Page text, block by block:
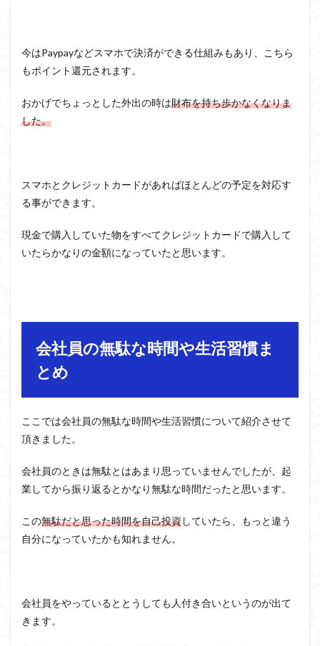
今はPaypayなどスマホで決済ができる仕組みもあり、こちら
もポイント還元されます。
おかげでちょっとした外出の時は財布を持ち歩かなくなりま
した。
スマホとクレジットカードがあればほとんどの予定を対応す
る事ができます。
現金で購入していた物をすべてクレジットカードで購入して
いたらかなりの金額になっていたと思います。
会社員の無駄な時間や生活習慣ま
とめ
ここでは会社員の無駄な時間や生活習慣について紹介させて
頂きました。
会社員のときは無駄とはあまり思っていませんでしたが、起
業してから振り返るとかなり無駄な時間だったと思います。
この無駄だと思った時間を自己投資していたら、もっと違う
自分になっていたかも知れません。
会社員をやっているととうしても人付き合いというのが出て
きます。